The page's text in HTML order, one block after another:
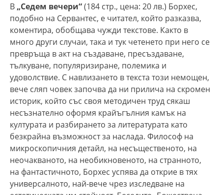
В „Седем вечери“(184 стр., цена: 20 лв.) Борхес,
подобно на Сервантес, е читател, който разказва,
коментира, обобщава чужди текстове. Както в
много други случаи, така и тук четенето при него се
превръща в акт на създаване, пресъздаване,
тълкуване, популяризиране, полемика и
удоволствие. С навлизането в текста този немощен,
вече сляп човек започва да ни прилича на скромен
историк, който със своя методичен труд сякаш
несъзнателно оформя крайъгълния камък на
културата и разбирането за литературата като
безкрайна възможност за наслада. Философ на
микроскопичния детайл, на несъщественото, на
неочакваното, на необикновеното, на странното,
на фантастичното, Борхес успява да открие в тях
универсалното, най-вече чрез изследване на